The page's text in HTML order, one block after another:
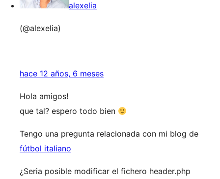
alexelia
(@alexelia)
hace 12 años, 6 meses
Hola amigos!
que tal? espero todo bien
Tengo una pregunta relacionada con mi blog de
fútbol italiano
¿Seria posible modificar el fichero header.php